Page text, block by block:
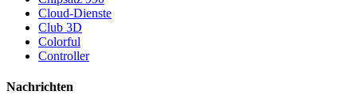
Cloud-Dienste
Club 3D
Colorful
Controller
Nachrichten